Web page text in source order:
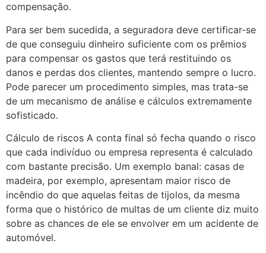
compensação.
Para ser bem sucedida, a seguradora deve certificar-se
de que conseguiu dinheiro suficiente com os prêmios
para compensar os gastos que terá restituindo os
danos e perdas dos clientes, mantendo sempre o lucro.
Pode parecer um procedimento simples, mas trata-se
de um mecanismo de análise e cálculos extremamente
sofisticado.
Cálculo de riscos A conta final só fecha quando o risco
que cada indivíduo ou empresa representa é calculado
com bastante precisão. Um exemplo banal: casas de
madeira, por exemplo, apresentam maior risco de
incêndio do que aquelas feitas de tijolos, da mesma
forma que o histórico de multas de um cliente diz muito
sobre as chances de ele se envolver em um acidente de
automóvel.